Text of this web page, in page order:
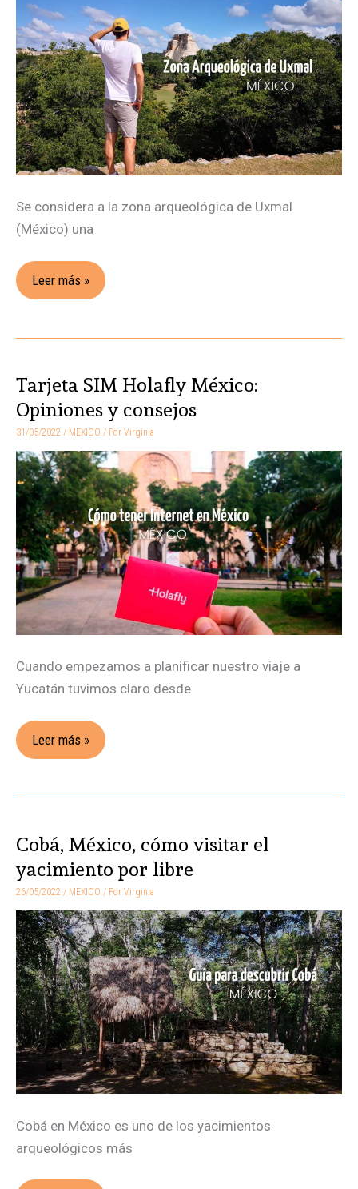
Se considera a la zona arqueológica de Uxmal
(México) una
prehispánica
Leer más »
Tarjeta SIM Holafly México:
Opiniones y consejos
31/05/2022 / MEXICO / Por Virginia
Cuando empezamos a planificar nuestro viaje a
Yucatán tuvimos claro desde
Tarjeta
SIM
Holafly
México:
Opiniones
y
consejos
Leer más »
Cobá, México, cómo visitar el
yacimiento por libre
26/05/2022 / MEXICO / Por Virginia
Cobá en México es uno de los yacimientos
arqueológicos más
Cobá,
México,
cómo
visitar
el
yacimiento
por
libre